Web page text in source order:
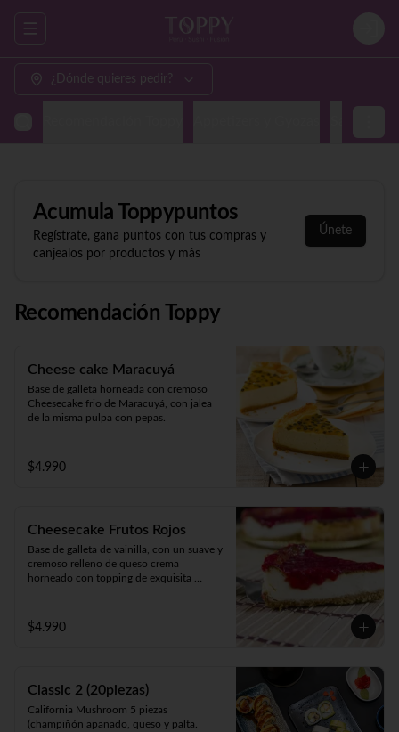
Abrir menu de navegación Login
¿Dónde quieres pedir?
Acumula Toppypuntos
Regístrate, gana puntos con tus compras y
canjealos por productos y más
Únete
Recomendación Toppy
Cheese cake Maracuyá
Base de galleta horneada con cremoso
Cheesecake frio de Maracuyá, con jalea
de la misma pulpa con pepas.
$4.990
Cheesecake Frutos Rojos
Base de galleta de vainilla, con un suave y
cremoso relleno de queso crema
horneado con topping de exquisita
$4.990
Classic 2 (20piezas)
California Mushroom 5 piezas
(champiñón apanado, queso y palta.